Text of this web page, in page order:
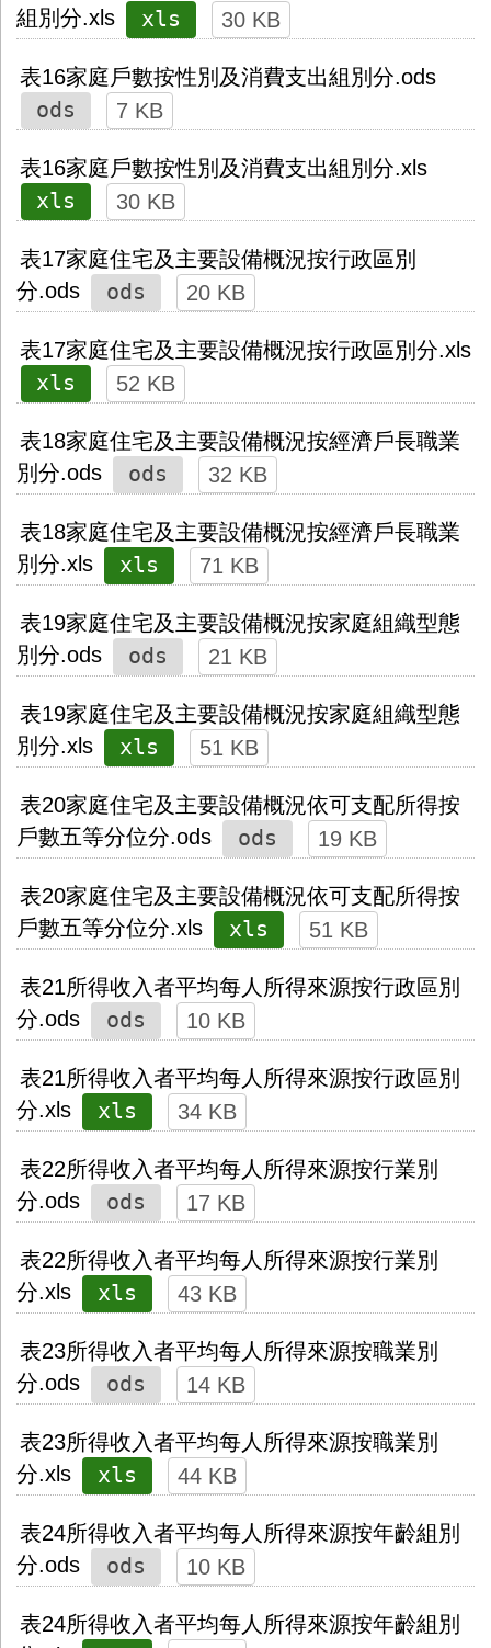
組別分.xls
xls 30 KB
表16家庭戶數按性別及消費支出組別分.ods
ods 7 KB
表16家庭戶數按性別及消費支出組別分.xls
xls 30 KB
表17家庭住宅及主要設備概況按行政區別
分.ods
ods 20 KB
表17家庭住宅及主要設備概況按行政區別分.xls
xls 52 KB
表18家庭住宅及主要設備概況按經濟戶長職業
別分.ods
ods 32 KB
表18家庭住宅及主要設備概況按經濟戶長職業
別分.xls
xls 71 KB
表19家庭住宅及主要設備概況按家庭組織型態
別分.ods
ods 21 KB
表19家庭住宅及主要設備概況按家庭組織型態
別分.xls
xls 51 KB
表20家庭住宅及主要設備概況依可支配所得按
戶數五等分位分.ods
ods 19 KB
表20家庭住宅及主要設備概況依可支配所得按
戶數五等分位分.xls
xls 51 KB
表21所得收入者平均每人所得來源按行政區別
分.ods
ods 10 KB
表21所得收入者平均每人所得來源按行政區別
分.xls
xls 34 KB
表22所得收入者平均每人所得來源按行業別
分.ods
ods 17 KB
表22所得收入者平均每人所得來源按行業別
分.xls
xls 43 KB
表23所得收入者平均每人所得來源按職業別
分.ods
ods 14 KB
表23所得收入者平均每人所得來源按職業別
分.xls
xls 44 KB
表24所得收入者平均每人所得來源按年齡組別
分.ods
ods 10 KB
表24所得收入者平均每人所得來源按年齡組別